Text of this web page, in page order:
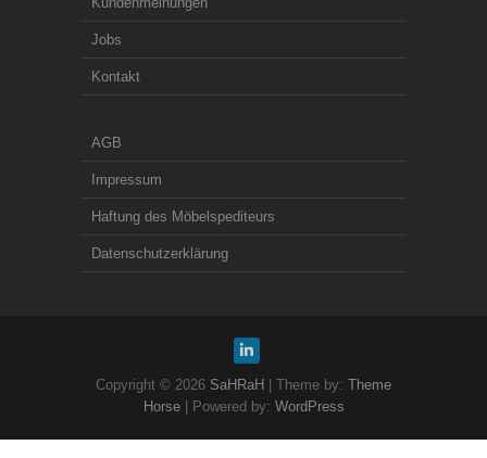
Jobs
Kontakt
AGB
Impressum
Haftung des Möbelspediteurs
Datenschutzerklärung
Copyright © 2026 SaHRaH | Theme by: Theme
Horse| Powered by: WordPress